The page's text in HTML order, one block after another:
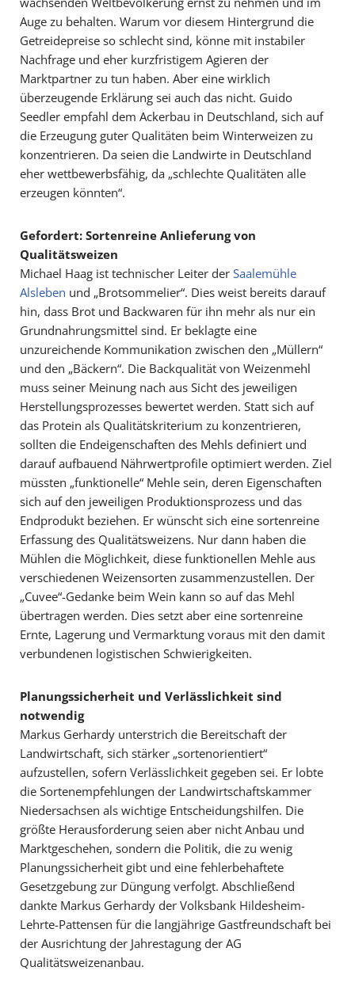
Auge zu behalten. Warum vor diesem Hintergrund die
Getreidepreise so schlecht sind, könne mit instabiler
Nachfrage und eher kurzfristigem Agieren der
Marktpartner zu tun haben. Aber eine wirklich
überzeugende Erklärung sei auch das nicht. Guido
Seedler empfahl dem Ackerbau in Deutschland, sich auf
die Erzeugung guter Qualitäten beim Winterweizen zu
konzentrieren. Da seien die Landwirte in Deutschland
eher wettbewerbsfähig, da „schlechte Qualitäten alle
erzeugen könnten“.
Gefordert: Sortenreine Anlieferung von
Qualitätsweizen
Michael Haag ist technischer Leiter der Saalemühle
Alsleben und „Brotsommelier“. Dies weist bereits darauf
hin, dass Brot und Backwaren für ihn mehr als nur ein
Grundnahrungsmittel sind. Er beklagte eine
unzureichende Kommunikation zwischen den „Müllern“
und den „Bäckern“. Die Backqualität von Weizenmehl
muss seiner Meinung nach aus Sicht des jeweiligen
Herstellungsprozesses bewertet werden. Statt sich auf
das Protein als Qualitätskriterium zu konzentrieren,
sollten die Endeigenschaften des Mehls definiert und
darauf aufbauend Nährwertprofile optimiert werden. Ziel
müssten „funktionelle“ Mehle sein, deren Eigenschaften
sich auf den jeweiligen Produktionsprozess und das
Endprodukt beziehen. Er wünscht sich eine sortenreine
Erfassung des Qualitätsweizens. Nur dann haben die
Mühlen die Möglichkeit, diese funktionellen Mehle aus
verschiedenen Weizensorten zusammenzustellen. Der
„Cuvee“-Gedanke beim Wein kann so auf das Mehl
übertragen werden. Dies setzt aber eine sortenreine
Ernte, Lagerung und Vermarktung voraus mit den damit
verbundenen logistischen Schwierigkeiten.
Planungssicherheit und Verlässlichkeit sind
notwendig
Markus Gerhardy unterstrich die Bereitschaft der
Landwirtschaft, sich stärker „sortenorientiert“
aufzustellen, sofern Verlässlichkeit gegeben sei. Er lobte
die Sortenempfehlungen der Landwirtschaftskammer
Niedersachsen als wichtige Entscheidungshilfen. Die
größte Herausforderung seien aber nicht Anbau und
Marktgeschehen, sondern die Politik, die zu wenig
Planungssicherheit gibt und eine fehlerbehaftete
Gesetzgebung zur Düngung verfolgt. Abschließend
dankte Markus Gerhardy der Volksbank Hildesheim-
Lehrte-Pattensen für die langjährige Gastfreundschaft bei
der Ausrichtung der Jahrestagung der AG
Qualitätsweizenanbau.